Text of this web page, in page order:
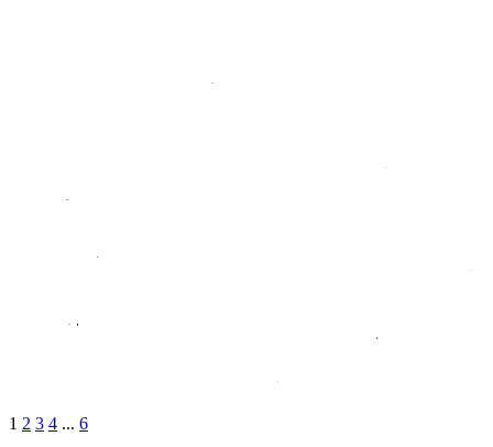
1 2 3 4 ... 6